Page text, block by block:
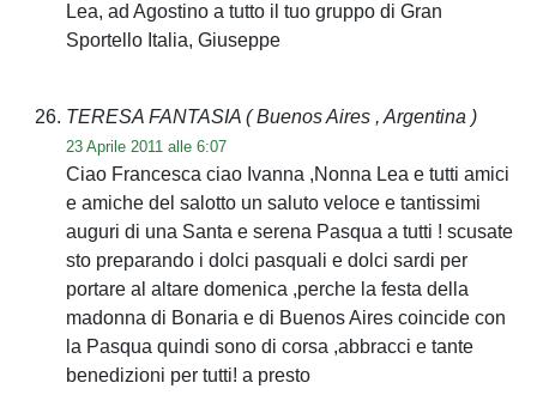
Lea, ad Agostino a tutto il tuo gruppo di Gran
Sportello Italia, Giuseppe
TERESA FANTASIA ( Buenos Aires , Argentina )
23 Aprile 2011 alle 6:07
Ciao Francesca ciao Ivanna ,Nonna Lea e tutti amici
e amiche del salotto un saluto veloce e tantissimi
auguri di una Santa e serena Pasqua a tutti ! scusate
sto preparando i dolci pasquali e dolci sardi per
portare al altare domenica ,perche la festa della
madonna di Bonaria e di Buenos Aires coincide con
la Pasqua quindi sono di corsa ,abbracci e tante
benedizioni per tutti! a presto